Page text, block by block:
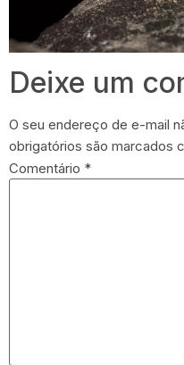
Deixe um
O seu endereço de e-mail
obrigatórios são marcados
Comentário *